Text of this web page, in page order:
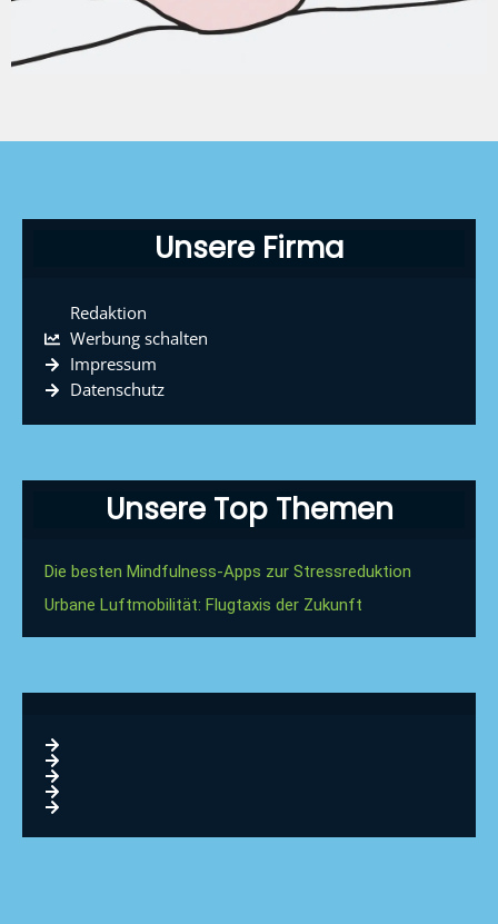
Unsere Firma
Redaktion
Werbung schalten
Impressum
Datenschutz
Unsere Top Themen
Die besten Mindfulness-Apps zur Stressreduktion
Urbane Luftmobilität: Flugtaxis der Zukunft